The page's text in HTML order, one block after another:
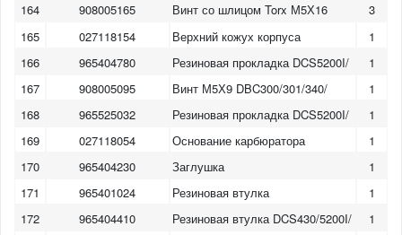
164 908005165 Винт со шлицом Torx М5Х16
3
165
027118154 Верхний кожух корпуса
1
166
965404780 Резиновая прокладка DCS5200I/
1
167
908005095 Винт М5Х9 DBC300/301/340/
1
168
965525032 Резиновая прокладка DCS5200I/
1
169
027118054 Основание карбюратора
1
170
965404230 Заглушка
1
171
965401024 Резиновая втулка
1
172
965404410 Резиновая втулка DCS430/5200I/
1